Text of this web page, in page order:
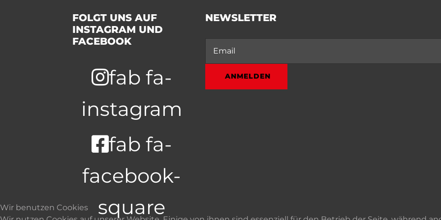
FOLGT UNS AUF
INSTAGRAM UND
FACEBOOK
fab fa-
instagram
fab fa-
facebook-
square
NEWSLETTER
ANMELDEN
Wir benutzen Cookies